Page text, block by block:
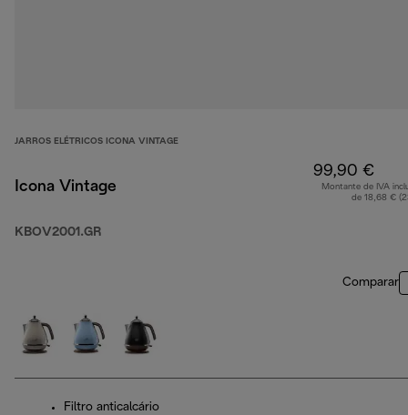
JARROS ELÉTRICOS ICONA VINTAGE
Icona Vintage
KBOV2001.GR
99,90 €
Montante de IVA
de 18,68 €
Comparar
Filtro anticalcário